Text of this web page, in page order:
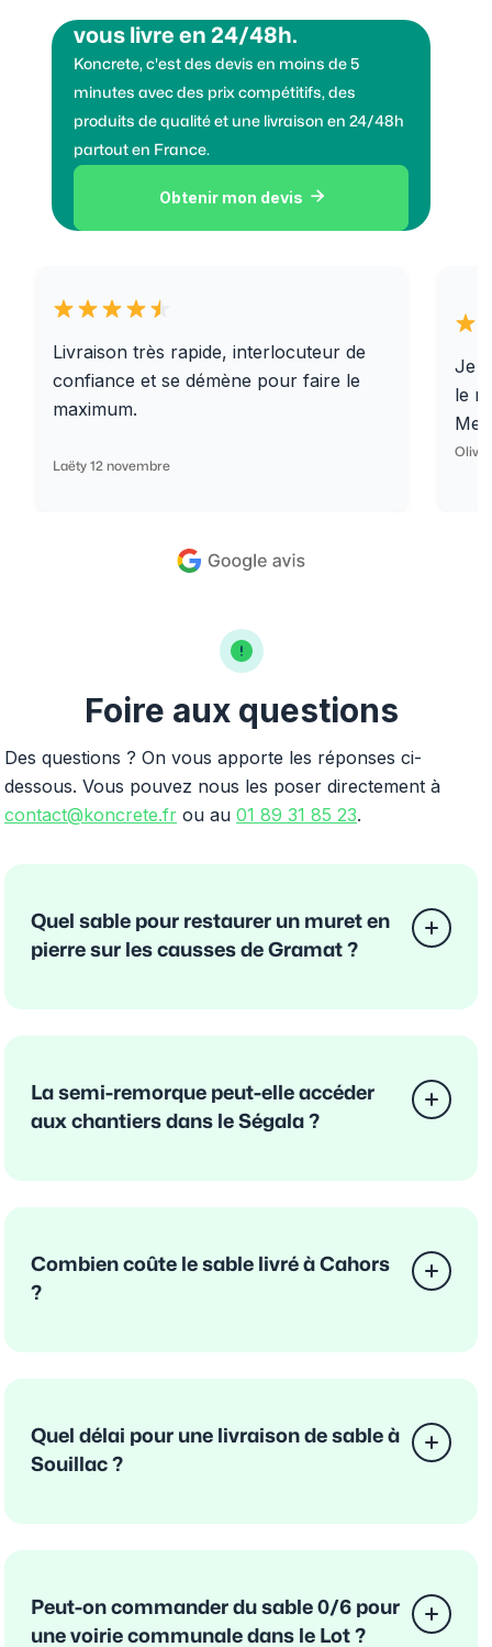
vous livre en 24/48h.
Koncrete, c'est des devis en moins de 5
minutes avec des prix compétitifs, des
produits de qualité et une livraison en 24/48h
partout en France.
Obtenir mon devis 
Livraison très rapide, interlocuteur de
confiance et se démène pour faire le
maximum.
Laëty 12 novembre
Je
le
Foire aux questions
Des questions ? On vous apporte les réponses ci-
dessous. Vous pouvez nous les poser directement à
contact@koncrete.fr ou au 01 89 31 85 23.
Quel sable pour restaurer un muret en
pierre sur les causses de Gramat ?
La semi-remorque peut-elle accéder
aux chantiers dans le Ségala ?
Combien coûte le sable livré à Cahors
?
Quel délai pour une livraison de sable à
Souillac ?
Peut-on commander du sable 0/6 pour
une voirie communale dans le Lot ?